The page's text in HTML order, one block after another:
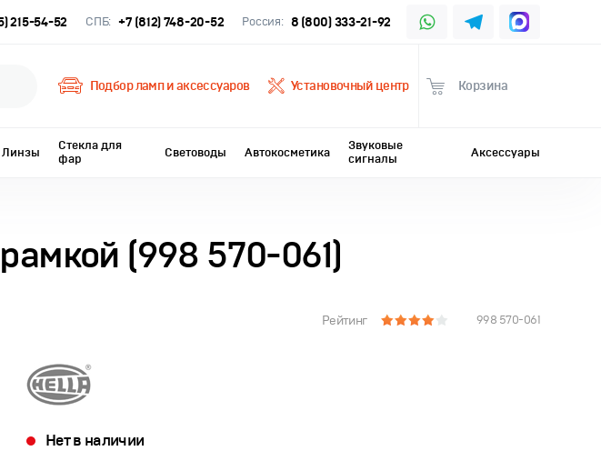
215-54-52 СПБ: +7 (812) 748-20-52 Россия: 8 (800) 333-21-92
Подбор ламп и аксессуаров Установочный центр Корзина
Линзы
Стекла для
фар
Световоды Автокосметика
Звуковые
сигналы
Аксессуары
(998 570-061)
Рейтинг 998 570-061
Нет в наличии